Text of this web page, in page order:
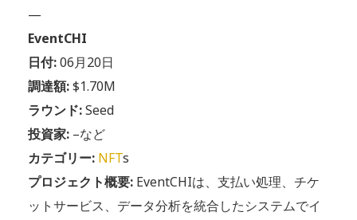
—
EventCHI
日付:06月20日
調達額:$1.70M
ラウンド:Seed
投資家: –など
カテゴリー: NFTs
プロジェクト概要: EventCHIは、支払い処理、チケ
ットサービス、データ分析を統合したシステムでイ